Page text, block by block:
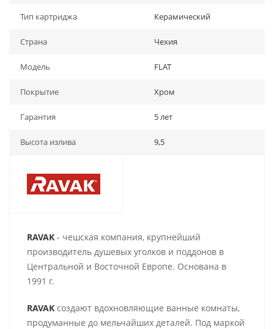
Тип картриджа Керамический
Страна Чехия
Модель FLAT
Покрытие Хром
Гарантия 5 лет
Высота излива 9,5
RAVAK - чешская компания, крупнейший
производитель душевых уголков и поддонов в
Центральной и Восточной Европе. Основана в
1991 г.
RAVAK создают вдохновляющие ванные комнаты,
продуманные до мельчайших деталей. Под маркой